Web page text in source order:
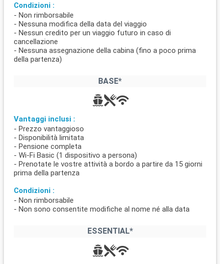
Condizioni :
- Non rimborsabile
- Nessuna modifica della data del viaggio
- Nessun credito per un viaggio futuro in caso di
cancellazione
- Nessuna assegnazione della cabina (fino a poco prima
della partenza)
BASE*
Vantaggi inclusi :
- Prezzo vantaggioso
- Disponibilità limitata
- Pensione completa
- Wi-Fi Basic (1 dispositivo a persona)
- Prenotate le vostre attività a bordo a partire da 15 giorni
prima della partenza
Condizioni :
- Non rimborsabile
- Non sono consentite modifiche al nome né alla data
ESSENTIAL*